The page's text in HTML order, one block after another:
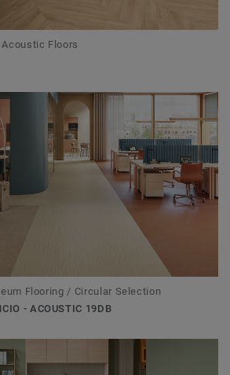
Floors
Flooring / Circular Selection
- ACOUSTIC 19DB